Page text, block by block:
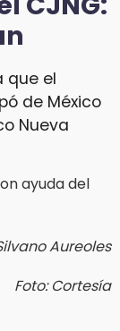
que el
de México
Nueva
Aureoles
Foto: Cortesía